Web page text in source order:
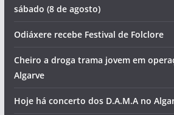
sábado (8 de agosto)
Odiáxere recebe Festival de Folclore
Cheiro a droga trama jovem em
Algarve
Hoje há concerto dos D.A.M.A no